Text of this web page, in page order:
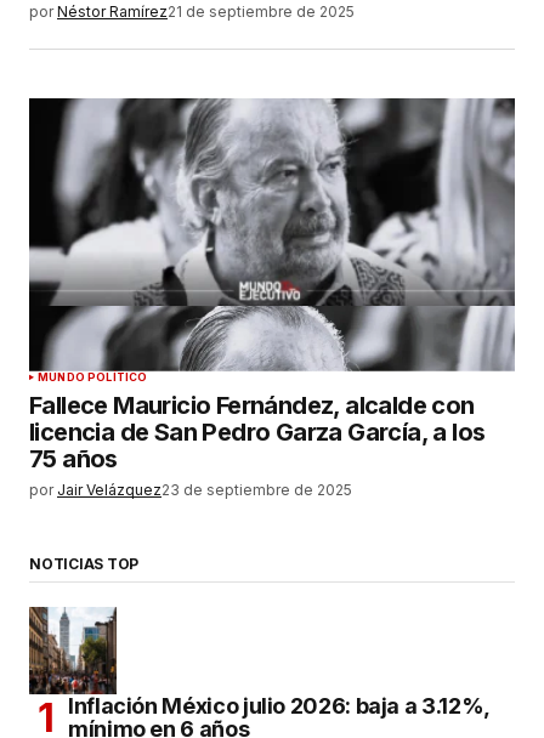
por Néstor Ramírez21 de septiembre de 2025
MUNDO POLÍTICO
Fallece Mauricio Fernández, alcalde con
licencia de San Pedro Garza García, a los
75 años
por Jair Velázquez23 de septiembre de 2025
NOTICIAS TOP
Inflación México julio 2026: baja a 3.12%,
mínimo en 6 años